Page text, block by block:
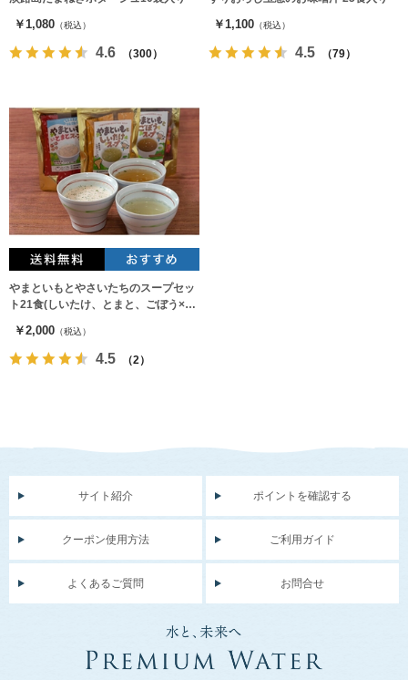
￥1,080 （税込）
4.6 （300）
￥1,100 （税込）
4.5 （79）
やまといもとやさいたちのスープセッ
ト21食(しいたけ、とまと、ごぼう×各
￥2,000 （税込）
4.5 （2）
サイト紹介 ポイントを確認する
クーポン使用方法 ご利用ガイド
よくあるご質問 お問合せ